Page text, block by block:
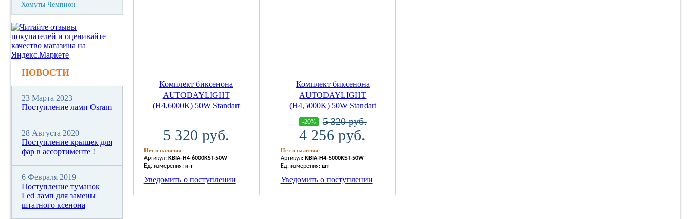
Хомуты Чемпион
Комплект биксенона
AUTODAYLIGHT
(H4,6000K) 50W Standart
5 320 руб.
Нет в наличии
Артикул: KBIA-H4-6000KST-50W
Ед. измерения: к-т
Уведомить о поступлении
Комплект биксенона
AUTODAYLIGHT
(H4,5000K) 50W Standart
-20% 5 320 руб.
4 256 руб.
Нет в наличии
Артикул: KBIA-H4-5000KST-50W
Ед. измерения: шт
Уведомить о поступлении
НОВОСТИ
23 Марта 2023
Поступление ламп Osram
28 Августа 2020
Поступление крышек для
фар в ассортименте !
6 Февраля 2019
Поступление туманок
Led ламп для замены
штатного ксенона